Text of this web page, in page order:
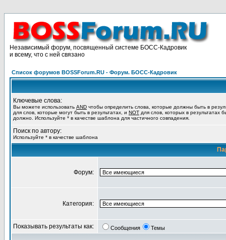
Независимый форум, посвященный системе БОСС-Кадровик
и всему, что с ней связано
Список форумов BOSSForum.RU - Форум. БОСС-Кадровик
Ключевые слова:
Вы можете использовать AND чтобы определить слова, которые должны быть в
для слов, которые могут быть в результатах, и NOT для слов, которых в результатах
должно. Используйте * в качестве шаблона для частичного совпадения.
Поиск по автору:
Используйте * в качестве шаблона
Форум:
Категория:
Показывать результаты как: Сообщения Темы